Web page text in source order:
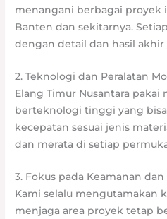
menangani berbagai proyek
Banten dan sekitarnya.
dengan detail dan hasil akhir
2. Teknologi dan Peralatan
Elang Timur Nusantara pakai
berteknologi tinggi yang
kecepatan sesuai jenis
dan merata di setiap
3. Fokus pada Keamanan dan
Kami selalu mengutamakan
menjaga area proyek tetap